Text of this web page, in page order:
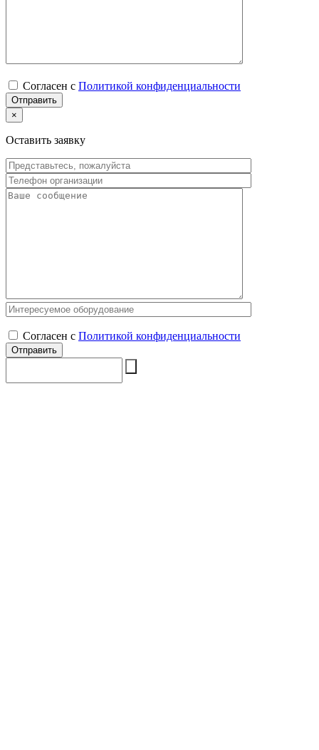
Согласен с Политикой конфиденциальности
×
Оставить заявку
Согласен с Политикой конфиденциальности